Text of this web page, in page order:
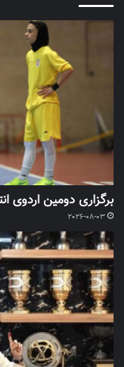
برگزاری دومین اردوی
2026-08-03